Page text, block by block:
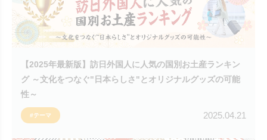
【2025年最新版】訪日外国人に人気の国別お土産ランキン
グ ～文化をつなぐ"日本らしさ"とオリジナルグッズの可能
性～
#テーマ 2025.04.21